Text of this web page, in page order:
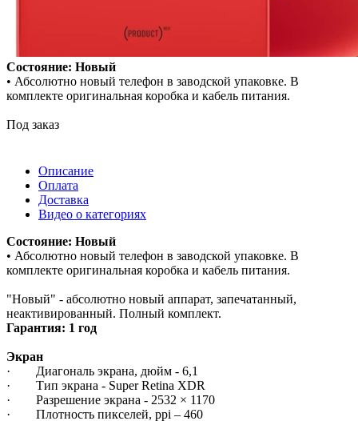
Состояние: Новый
• Абсолютно новый телефон в заводской упаковке. В
комплекте оригинальная коробка и кабель питания.
Под заказ
Описание
Оплата
Доставка
Видео о категориях
Состояние: Новый
• Абсолютно новый телефон в заводской упаковке. В
комплекте оригинальная коробка и кабель питания.
"Новый" - абсолютно новый аппарат, запечатанный,
неактивированный. Полный комплект.
Гарантия: 1 год
Экран
· Диагональ экрана, дюйм - 6,1
· Тип экрана - Super Retina XDR
· Разрешение экрана - 2532 × 1170
· Плотность пикселей, ppi – 460